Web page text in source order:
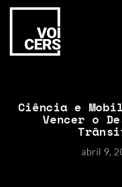
Ciência e
Vencer o
abril 9,